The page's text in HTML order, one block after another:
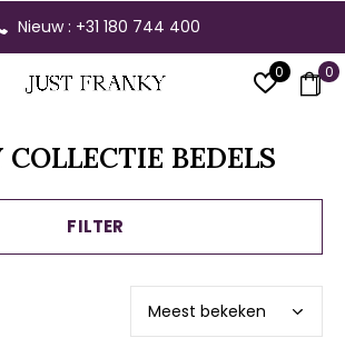
0 0
Nieuw : +31 180 744 400
BEDELS
FILTER